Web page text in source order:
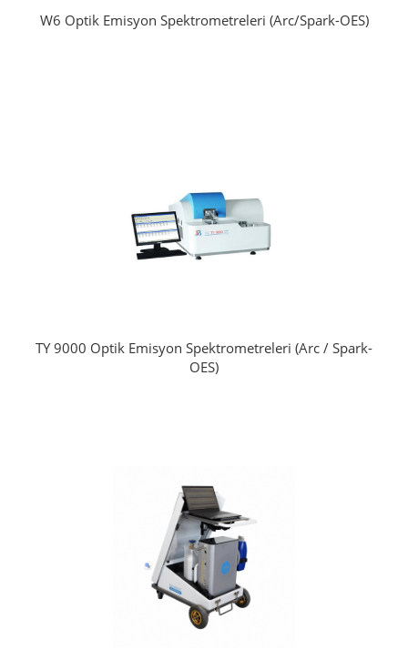
W6 Optik Emisyon Spektrometreleri (Arc/Spark-OES)
TY 9000 Optik Emisyon Spektrometreleri (Arc / Spark-
OES)